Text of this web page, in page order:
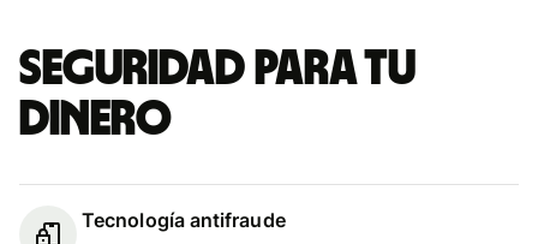
Seguridad para tu
dinero
Tecnología antifraude